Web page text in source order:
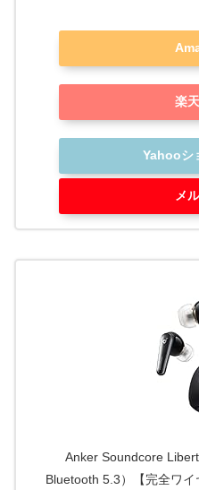
楽
Yahooシ
メ
Anker Soundcore
Bluetooth 5.3）【完全ワ